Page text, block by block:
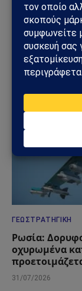
Πεντάγωνο
βίντεο και
στο φως
08/08/2026
ΓΕΩΣΤΡΑΤΗΓΙΚΉ
Ρωσία:
οχυρωμένα
31/07/2026